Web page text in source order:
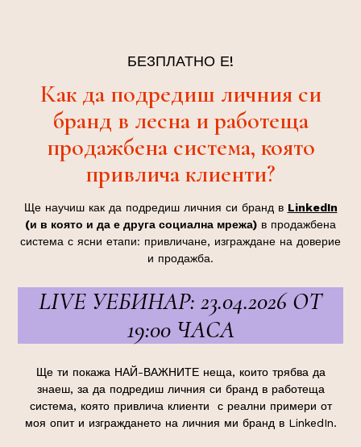
БЕЗПЛАТНО Е!
Как да подредиш личния си
бранд в лесна и работеща
продажбена система, която
привлича клиенти?
Ще научиш как да подредиш личния си бранд в LinkedIn
(и в която и да е друга социална мрежа) в продажбена
система с ясни етапи: привличане, изграждане на доверие
и продажба.
LIVE УЕБИНАР: 23.04.2026 OT
19:00 ЧАСА
Ще ти покажа НАЙ-ВАЖНИТЕ неща, които трябва да
знаеш, за да подредиш личния си бранд в работеща
система, която привлича клиенти с реални примери от
моя опит и изграждането на личния ми бранд в LinkedIn.